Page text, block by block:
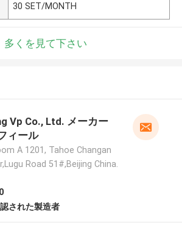
30 SET/MONTH
多くを見て下さい
Vp Co., Ltd. メーカー
ィール
A 1201, Tahoe Changan
Road 51#,Beijing China.
された製造者